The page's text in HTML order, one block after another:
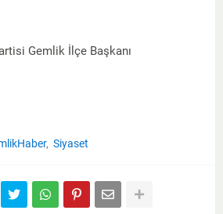
Gemlik İlçe Başkanı
Siyaset